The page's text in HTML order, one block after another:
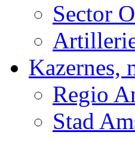
Sector
Kazernes,
Regio
Stad